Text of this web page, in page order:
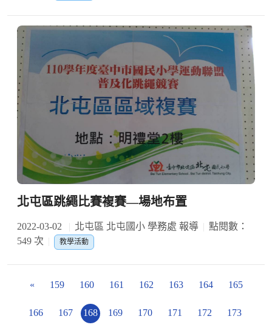
北屯區跳繩比賽複賽—場地布置
2022-03-02 北屯區 北屯國小 學務處 報導
點閱數：
549 次
教學活動
« 159 160 161 162 163 164 165
166 167 168 169 170 171 172 173